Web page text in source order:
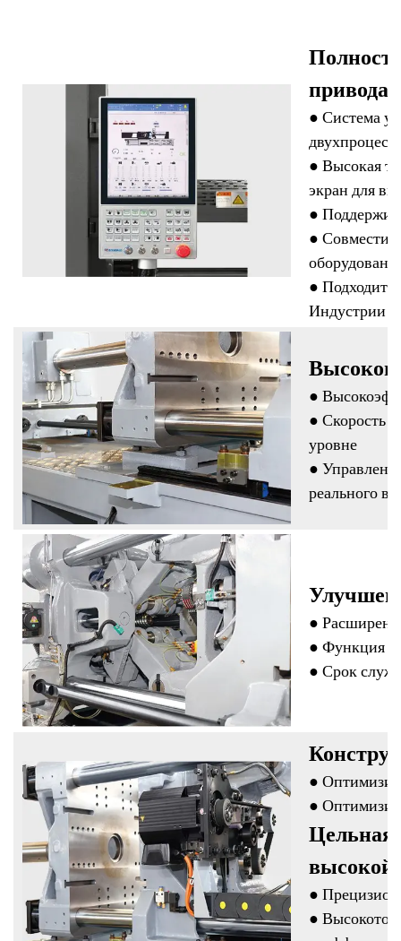
привода
● Система
● Высокая
экран для
●
●
● Подходит
Индустрии
●
● Скорость
уровне
●
реального
●
● Функция
● Срок
●
●
Цельная
высокой
●
●